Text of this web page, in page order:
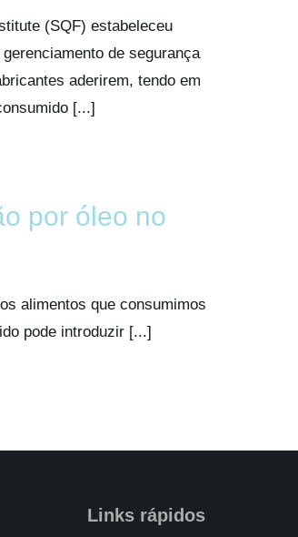
(SQF) estabeleceu
de segurança
aderirem, tendo em
[...]
por óleo no
alimentos que consumimos
pode introduzir [...]
Links rápidos